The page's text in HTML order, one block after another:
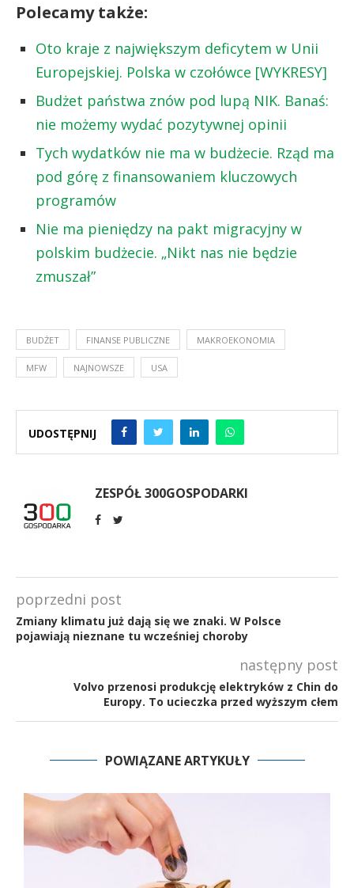
Polecamy także:
Oto kraje z największym deficytem w Unii
Europejskiej. Polska w czołówce [WYKRESY]
Budżet państwa znów pod lupą NIK. Banaś:
nie możemy wydać pozytywnej opinii
Tych wydatków nie ma w budżecie. Rząd ma
pod górę z finansowaniem kluczowych
programów
Nie ma pieniędzy na pakt migracyjny w
polskim budżecie. „Nikt nas nie będzie
zmuszał”
BUDŻET FINANSE PUBLICZNE MAKROEKONOMIA
MFW NAJNOWSZE USA
UDOSTĘPNIJ
ZESPÓŁ 300GOSPODARKI
poprzedni post
Zmiany klimatu już dają się we znaki. W Polsce
pojawiają nieznane tu wcześniej choroby
następny post
Volvo przenosi produkcję elektryków z Chin do
Europy. To ucieczka przed wyższym cłem
POWIĄZANE ARTYKUŁY